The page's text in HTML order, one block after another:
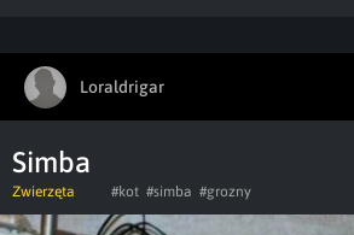
Loraldrigar
Simba
Zwierzęta #kot #simba #grozny